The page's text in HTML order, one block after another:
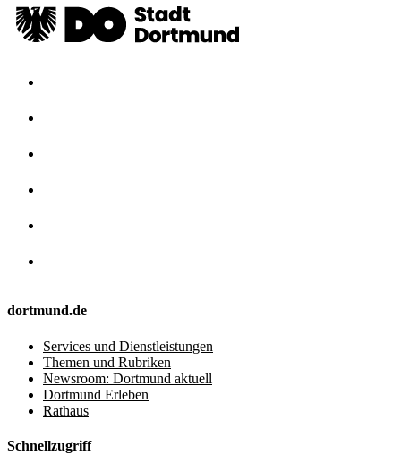
dortmund.de
Services und Dienstleistungen
Themen und Rubriken
Newsroom: Dortmund aktuell
Dortmund Erleben
Rathaus
Schnellzugriff